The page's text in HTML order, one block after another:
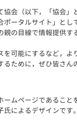
会（以下，「協会」
ータルサイト」とし
の目線で情報提供す
可能にするなど，よ
ために，ぜひ皆さん
ムページであること
によるデザインです。